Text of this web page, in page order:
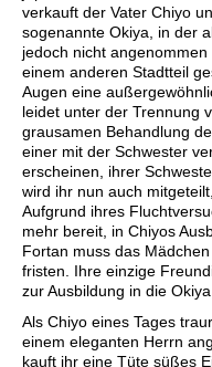
verkauft der Vater Chiyo
sogenannte Okiya, in der
jedoch nicht
einem anderen Stadtteil
Augen eine
leidet unter der Trennung
grausamen Behandlung
einer mit der Schwester
erscheinen, ihrer
wird ihr nun auch
Aufgrund ihres
mehr bereit, in Chiyos
Fortan muss das
fristen. Ihre einzige
zur Ausbildung in die
Als Chiyo eines Tages
einem eleganten Herrn
kauft ihr eine Tüte süßes